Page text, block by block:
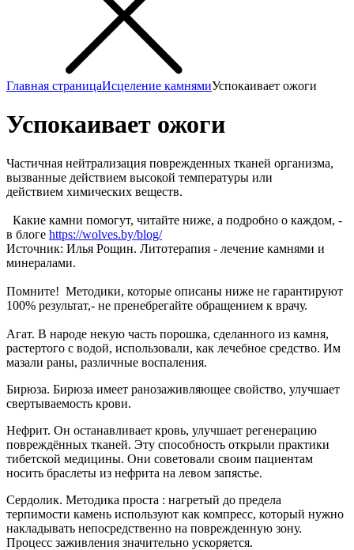
Главная страницаИсцеление камнямиУспокаивает ожоги
Успокаивает ожоги
Частичная нейтрализация поврежденных тканей организма,
вызванные действием высокой температуры или
действием химических веществ.
Какие камни помогут, читайте ниже, а подробно о каждом, -
в блоге https://wolves.by/blog/
Источник: Илья Рощин. Литотерапия - лечение камнями и
минералами.
Помните! Методики, которые описаны ниже не гарантируют
100% результат,- не пренебрегайте обращением к врачу.
Агат. В народе некую часть порошка, сделанного из камня,
растертого с водой, использовали, как лечебное средство. Им
мазали раны, различные воспаления.
Бирюза. Бирюза имеет ранозаживляющее свойство, улучшает
свертываемость крови.
Нефрит. Он останавливает кровь, улучшает регенерацию
повреждённых тканей. Эту способность открыли практики
тибетской медицины. Они советовали своим пациентам
носить браслеты из нефрита на левом запястье.
Сердолик. Методика проста : нагретый до предела
терпимости камень используют как компресс, который нужно
накладывать непосредственно на поврежденную зону.
Процесс заживления значительно ускоряется.